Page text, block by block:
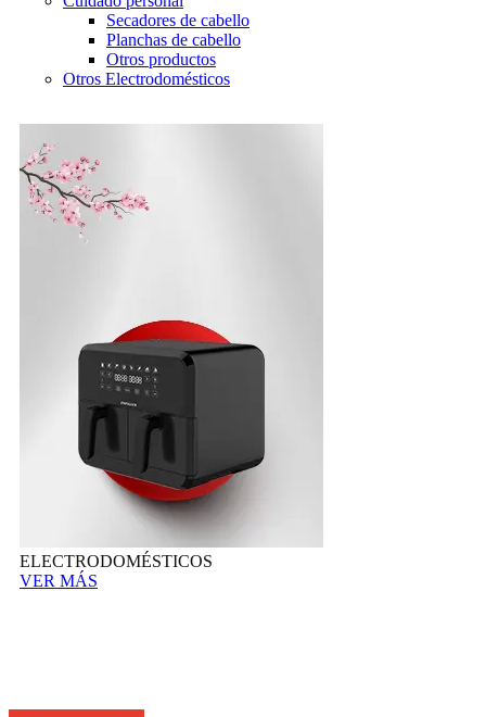
Secadores de cabello
Planchas de cabello
Otros productos
Otros Electrodomésticos
ELECTRODOMÉSTICOS
VER MÁS